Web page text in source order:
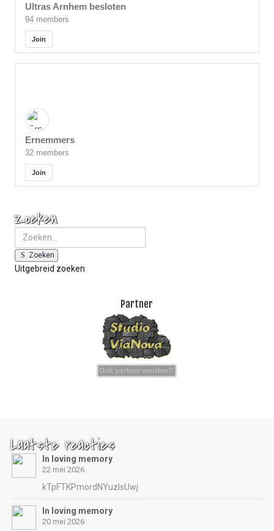
Ultras Arnhem besloten
94 members
Join
Ernemmers
32 members
Join
Zoeken
Zoeken
Uitgebreid zoeken
Partner
Laatste reacties
In loving memory
22 mei 2026
kTpFTKPmordNYuzIsUwj
In loving memory
20 mei 2026